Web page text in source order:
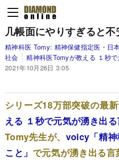
几帳面にやりすぎると
精神科医 Tomy: 精神保健指定医・日
社会
精神科医Tomyが教える １秒
2021年10月26日 3:05
シリーズ18万部突破の最
える １秒で元気が湧き出
Tomy先生が、 voicy「精神
こと」 で元気が湧き出る